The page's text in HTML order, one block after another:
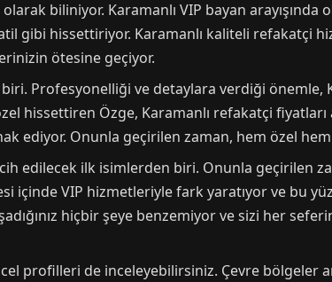
biliniyor. Karamanlı VIP bayan arayışında
gibi hissettiriyor. Karamanlı kaliteli refakatçi
ötesine geçiyor.
Profesyonelliği ve detaylara verdiği önemle,
hissettiren Özge, Karamanlı refakatçi fiyatları
ediyor. Onunla geçirilen zaman, hem özel
edilecek ilk isimlerden biri. Onunla geçirilen
içinde VIP hizmetleriyle fark yaratıyor ve bu
hiçbir şeye benzemiyor ve sizi her
profilleri de inceleyebilirsiniz. Çevre bölgeler